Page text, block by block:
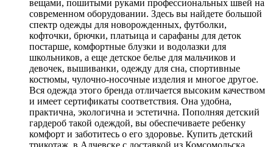
вещами, пошитыми руками профессиональных швей на
современном оборудовании. Здесь вы найдете большой
спектр одежды для новорожденных, футболки,
кофточки, брючки, платьица и сарафаны для деток
постарше, комфортные блузки и водолазки для
школьников, а еще детское белье для мальчиков и
девочек, вышиванки, одежду для сна, спортивные
костюмы, чулочно-носочные изделия и многое другое.
Вся одежда этого бренда отличается высоким качеством
и имеет сертификаты соответствия. Она удобна,
практична, экологична и эстетична. Пополняя детский
гардероб такой одеждой, вы обеспечиваете ребенку
комфорт и заботитесь о его здоровье. Купить детский